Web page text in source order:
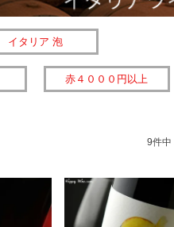
イタリア 泡
赤４０００円以上
9件中